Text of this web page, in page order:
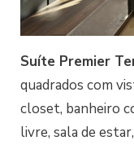
Suíte Premier
quadrados com
closet, banheiro
livre, sala de